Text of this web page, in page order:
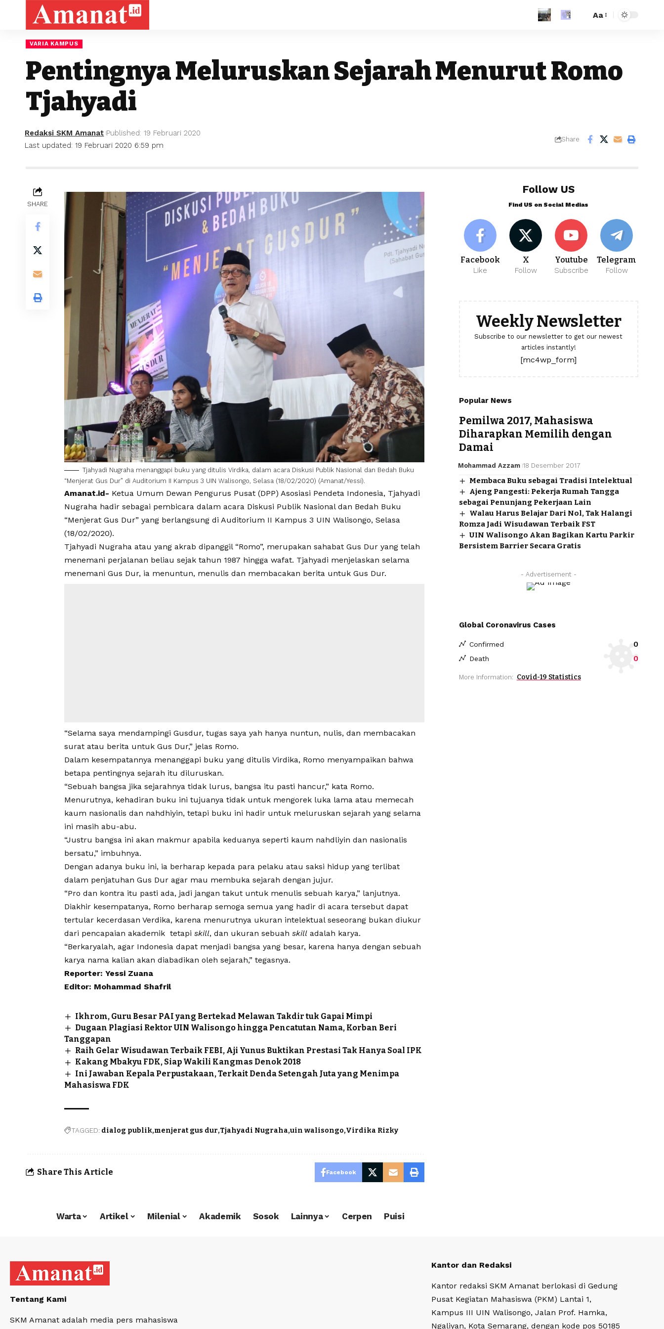
Aa
VARIA KAMPUS
Pentingnya Meluruskan Sejarah Menurut Romo
Tjahyadi
Last updated: 19 Februari 2020 6:59 pm
Redaksi SKM Amanat Published: 19 Februari 2020
Share
SHARE
Tjahyadi Nugraha menanggapi buku yang ditulis Virdika, dalam acara Diskusi Publik Nasional dan Bedah Buku
“Menjerat Gus Dur” di Auditorium II Kampus 3 UIN Walisongo, Selasa (18/02/2020) (Amanat/Yessi).
Amanat.id- Ketua Umum Dewan Pengurus Pusat (DPP) Asosiasi Pendeta Indonesia, Tjahyadi
Nugraha hadir sebagai pembicara dalam acara Diskusi Publik Nasional dan Bedah Buku
“Menjerat Gus Dur” yang berlangsung di Auditorium II Kampus 3 UIN Walisongo, Selasa
(18/02/2020).
Tjahyadi Nugraha atau yang akrab dipanggil “Romo”, merupakan sahabat Gus Dur yang telah
menemani perjalanan beliau sejak tahun 1987 hingga wafat. Tjahyadi menjelaskan selama
menemani Gus Dur, ia menuntun, menulis dan membacakan berita untuk Gus Dur.
“Selama saya mendampingi Gusdur, tugas saya yah hanya nuntun, nulis, dan membacakan
surat atau berita untuk Gus Dur,” jelas Romo.
Dalam kesempatannya menanggapi buku yang ditulis Virdika, Romo menyampaikan bahwa
betapa pentingnya sejarah itu diluruskan.
“Sebuah bangsa jika sejarahnya tidak lurus, bangsa itu pasti hancur,” kata Romo.
Menurutnya, kehadiran buku ini tujuanya tidak untuk mengorek luka lama atau memecah
kaum nasionalis dan nahdhiyin, tetapi buku ini hadir untuk meluruskan sejarah yang selama
ini masih abu-abu.
“Justru bangsa ini akan makmur apabila keduanya seperti kaum nahdliyin dan nasionalis
bersatu,” imbuhnya.
Dengan adanya buku ini, ia berharap kepada para pelaku atau saksi hidup yang terlibat
dalam penjatuhan Gus Dur agar mau membuka sejarah dengan jujur.
“Pro dan kontra itu pasti ada, jadi jangan takut untuk menulis sebuah karya,” lanjutnya.
Diakhir kesempatanya, Romo berharap semoga semua yang hadir di acara tersebut dapat
tertular kecerdasan Verdika, karena menurutnya ukuran intelektual seseorang bukan diukur
dari pencapaian akademik tetapi skill, dan ukuran sebuah skill adalah karya.
“Berkaryalah, agar Indonesia dapat menjadi bangsa yang besar, karena hanya dengan sebuah
karya nama kalian akan diabadikan oleh sejarah,” tegasnya.
Reporter: Yessi Zuana
Editor: Mohammad Shafril
Ikhrom, Guru Besar PAI yang Bertekad Melawan Takdir tuk Gapai Mimpi
Dugaan Plagiasi Rektor UIN Walisongo hingga Pencatutan Nama, Korban Beri
Tanggapan
Raih Gelar Wisudawan Terbaik FEBI, Aji Yunus Buktikan Prestasi Tak Hanya Soal IPK
Kakang Mbakyu FDK, Siap Wakili Kangmas Denok 2018
Ini Jawaban Kepala Perpustakaan, Terkait Denda Setengah Juta yang Menimpa
Mahasiswa FDK
TAGGED: dialog publik menjerat gus dur Tjahyadi Nugraha uin walisongo Virdika Rizky
Share This Article Facebook
Follow US
Find US on Social Medias
Facebook
Like
X
Follow
Youtube
Subscribe
Telegram
Follow
Weekly Newsletter
Subscribe to our newsletter to get our newest
articles instantly!
[mc4wp_form]
Popular News
Pemilwa 2017, Mahasiswa
Diharapkan Memilih dengan
Damai
Mohammad Azzam 18 Desember 2017
Membaca Buku sebagai Tradisi Intelektual
Ajeng Pangesti: Pekerja Rumah Tangga
sebagai Penunjang Pekerjaan Lain
Walau Harus Belajar Dari Nol, Tak Halangi
Romza Jadi Wisudawan Terbaik FST
UIN Walisongo Akan Bagikan Kartu Parkir
Bersistem Barrier Secara Gratis
- Advertisement -
Global Coronavirus Cases
Confirmed 0
Death 0
More Information: Covid-19 Statistics
Warta Artikel Milenial Akademik Sosok Lainnya Cerpen Puisi
Tentang Kami
SKM Amanat adalah media pers mahasiswa
Kantor dan Redaksi
Kantor redaksi SKM Amanat berlokasi di Gedung
Pusat Kegiatan Mahasiswa (PKM) Lantai 1,
Kampus III UIN Walisongo, Jalan Prof. Hamka,
Ngaliyan, Kota Semarang, dengan kode pos 50185